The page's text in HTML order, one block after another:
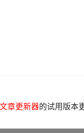
章更新器的试用版本